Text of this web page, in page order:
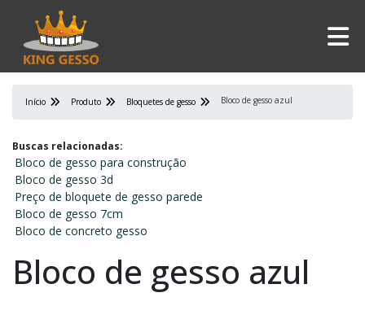
Início Produto Bloquetes de gesso Bloco de gesso azul
Buscas relacionadas:
Bloco de gesso para construção
Bloco de gesso 3d
Preço de bloquete de gesso parede
Bloco de gesso 7cm
Bloco de concreto gesso
Bloco de gesso azul